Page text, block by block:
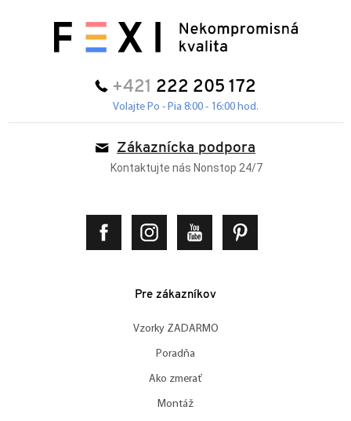
+421 222 205 172
Volajte Po - Pia 8:00 - 16:00 hod.
Zákaznícka podpora
Kontaktujte nás Nonstop 24/7
Pre zákazníkov
Vzorky ZADARMO
Poradňa
Ako zmerať
Montáž